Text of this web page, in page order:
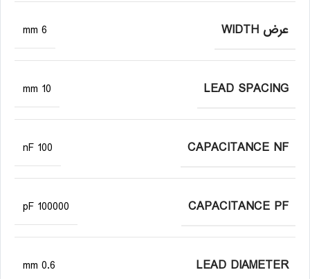
عرض WIDTH 6 mm
LEAD SPACING
10 mm
CAPACITANCE NF
100 nF
CAPACITANCE PF
100000 pF
LEAD DIAMETER
0.6 mm